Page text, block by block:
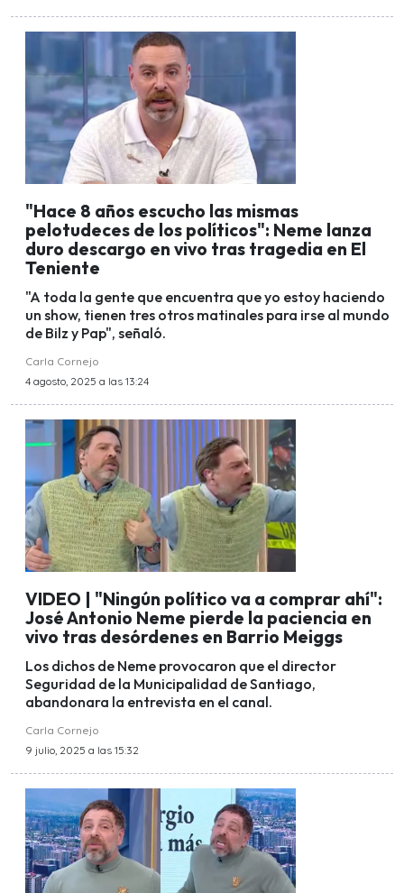
"Hace 8 años escucho las mismas
pelotudeces de los políticos": Neme lanza
duro descargo en vivo tras tragedia en El
Teniente
"A toda la gente que encuentra que yo estoy haciendo
un show, tienen tres otros matinales para irse al mundo
de Bilz y Pap", señaló.
Carla Cornejo
4 agosto, 2025 a las 13:24
VIDEO | "Ningún político va a comprar ahí":
José Antonio Neme pierde la paciencia en
vivo tras desórdenes en Barrio Meiggs
Los dichos de Neme provocaron que el director
Seguridad de la Municipalidad de Santiago,
abandonara la entrevista en el canal.
Carla Cornejo
9 julio, 2025 a las 15:32